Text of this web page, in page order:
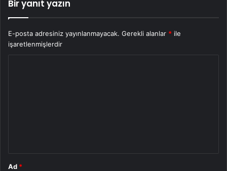
Bir yanıt yazın
E-posta adresiniz yayınlanmayacak. Gerekli alanlar * ile
işaretlenmişlerdir
Ad *